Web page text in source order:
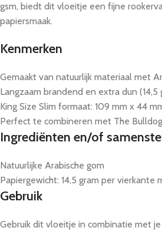
gsm, biedt dit vloeitje een fijne
papiersmaak.
Kenmerken
Gemaakt van natuurlijk materiaal met
Langzaam brandend en extra dun (14,5
King Size Slim formaat: 109 mm x 44
Perfect te combineren met The
Ingrediënten en/of
Natuurlijke Arabische gom
Papiergewicht: 14,5 gram per vierkante
Gebruik
Gebruik dit vloeitje in combinatie met